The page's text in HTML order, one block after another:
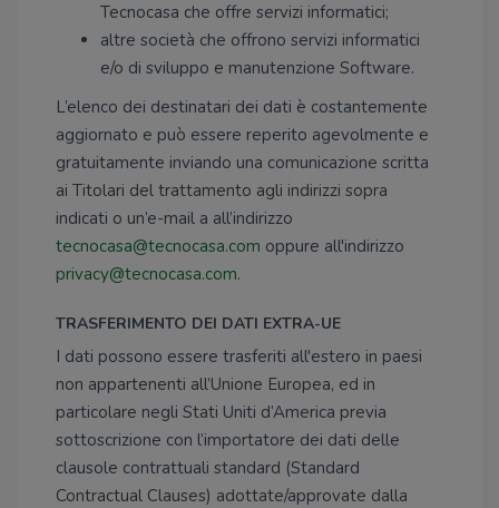
Tecnocasa che offre servizi informatici;
altre società che offrono servizi informatici
e/o di sviluppo e manutenzione Software.
L’elenco dei destinatari dei dati è costantemente
aggiornato e può essere reperito agevolmente e
gratuitamente inviando una comunicazione scritta
ai Titolari del trattamento agli indirizzi sopra
indicati o un’e-mail a all’indirizzo
tecnocasa@tecnocasa.com oppure all'indirizzo
privacy@tecnocasa.com.
TRASFERIMENTO DEI DATI EXTRA-UE
I dati possono essere trasferiti all'estero in paesi
non appartenenti all’Unione Europea, ed in
particolare negli Stati Uniti d’America previa
sottoscrizione con l’importatore dei dati delle
clausole contrattuali standard (Standard
Contractual Clauses) adottate/approvate dalla